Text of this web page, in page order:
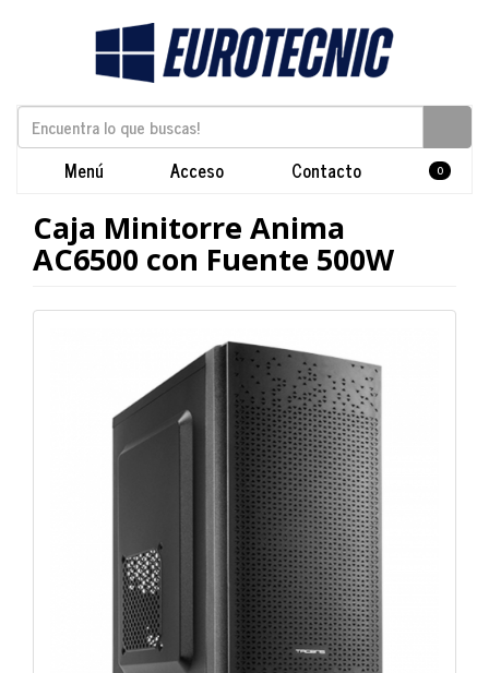
Menú Acceso Contacto 0
Caja Minitorre Anima
AC6500 con Fuente 500W